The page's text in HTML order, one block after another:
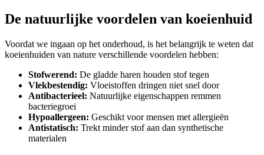
De natuurlijke voordelen van koeienhuid
Voordat we ingaan op het onderhoud, is het belangrijk te weten dat
koeienhuiden van nature verschillende voordelen hebben:
Stofwerend: De gladde haren houden stof tegen
Vlekbestendig: Vloeistoffen dringen niet snel door
Antibacterieel: Natuurlijke eigenschappen remmen
bacteriegroei
Hypoallergeen: Geschikt voor mensen met allergieën
Antistatisch: Trekt minder stof aan dan synthetische
materialen